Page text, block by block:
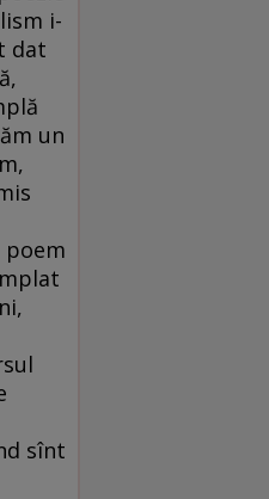
i-
dat
un
sînt